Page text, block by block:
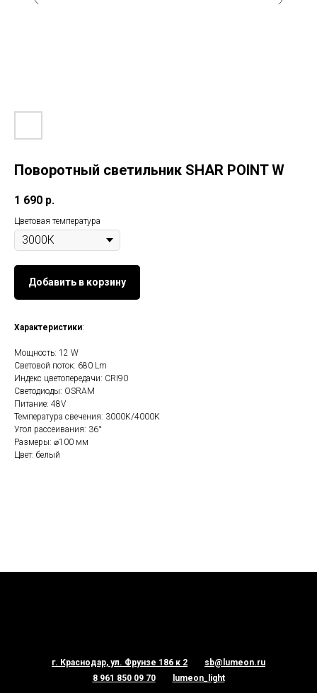
Поворотный светильник SHAR POINT W
1 690 р.
Цветовая температура
Добавить в корзину
Характеристики:
Мощность: 12 W
Световой поток: 680 Lm
Индекс цветопередачи: CRI90
Светодиоды: OSRAM
Питание: 48V
Температура свечения: 3000K/4000К
Угол рассеивания: 36°
Размеры: ⌀100 мм
Цвет: белый
г. Краснодар, ул. Фрунзе 186 к 2
sb@lumeon.ru
8 961 850 09 70
lumeon_light